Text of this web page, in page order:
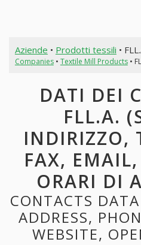
Aziende • Prodotti tessili •
Companies• Textile Mill Products•
DATI DEI
FLL.A.
INDIRIZZO,
FAX,
ORARI DI
CONTACTS
ADDRESS,
WEBSITE,